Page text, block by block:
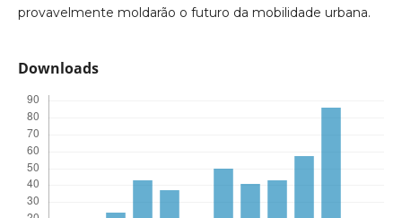
provavelmente moldarão o futuro da mobilidade urbana.
Downloads